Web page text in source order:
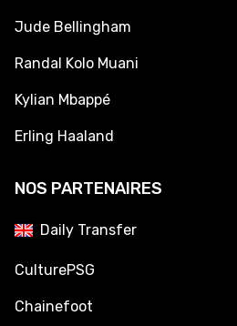
Jude Bellingham
Randal Kolo Muani
Kylian Mbappé
Erling Haaland
NOS PARTENAIRES
Daily Transfer
CulturePSG
Chainefoot